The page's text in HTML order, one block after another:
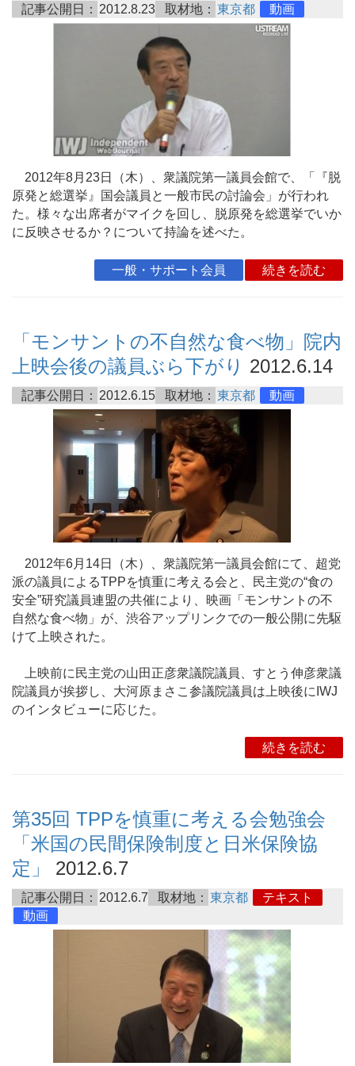
記事公開日： 2012.8.23 取材地： 東京都 動画
2012年8月23日（木）、衆議院第一議員会館で、「『脱
原発と総選挙』国会議員と一般市民の討論会」が行われ
た。様々な出席者がマイクを回し、脱原発を総選挙でいか
に反映させるか？について持論を述べた。
一般・サポート会員 続きを読む
「モンサントの不自然な食べ物」院内
上映会後の議員ぶら下がり 2012.6.14
記事公開日： 2012.6.15 取材地： 東京都 動画
2012年6月14日（木）、衆議院第一議員会館にて、超党
派の議員によるTPPを慎重に考える会と、民主党の“食の
安全”研究議員連盟の共催により、映画「モンサントの不
自然な食べ物」が、渋谷アップリンクでの一般公開に先駆
けて上映された。
上映前に民主党の山田正彦衆議院議員、すとう伸彦衆議
院議員が挨拶し、大河原まさこ参議院議員は上映後にIWJ
のインタビューに応じた。
続きを読む
第35回 TPPを慎重に考える会勉強会
「米国の民間保険制度と日米保険協
定」
2012.6.7
記事公開日： 2012.6.7 取材地： 東京都
テキスト
動画